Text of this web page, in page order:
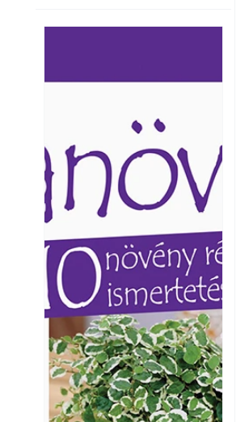
elérhetők lapszámaink. Bárhol,